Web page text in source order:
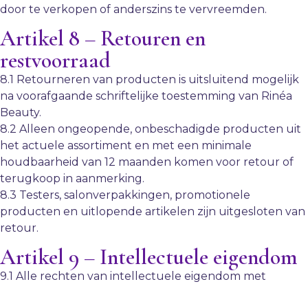
door te verkopen of anderszins te vervreemden.
Artikel 8 – Retouren en
restvoorraad
8.1 Retourneren van producten is uitsluitend mogelijk
na voorafgaande schriftelijke toestemming van Rinéa
Beauty.
8.2 Alleen ongeopende, onbeschadigde producten uit
het actuele assortiment en met een minimale
houdbaarheid van 12 maanden komen voor retour of
terugkoop in aanmerking.
8.3 Testers, salonverpakkingen, promotionele
producten en uitlopende artikelen zijn uitgesloten van
retour.
Artikel 9 – Intellectuele eigendom
9.1 Alle rechten van intellectuele eigendom met